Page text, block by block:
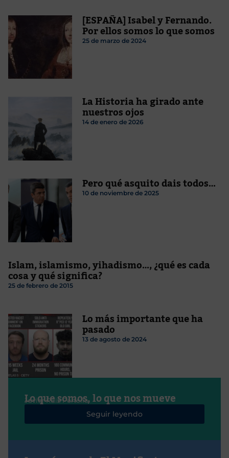
[ESPAÑA] Isabel y Fernando.
Por ellos somos lo que somos
25 de marzo de 2024
La Historia ha girado ante
nuestros ojos
14 de enero de 2026
Pero qué asquito dais todos…
10 de noviembre de 2025
Islam, islamismo, yihadismo…, ¿qué es cada
cosa y qué significa?
25 de febrero de 2015
Lo más importante que ha
pasado
13 de agosto de 2024
Lo que somos, lo que nos mueve
Javier Ruiz Portella
Seguir leyendo